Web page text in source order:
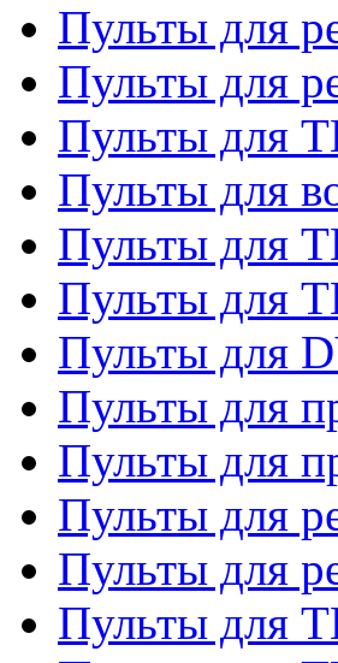
Пульты для
Пульты для
Пульты для
Пульты для
Пульты для
Пульты для
Пульты для
Пульты для
Пульты для
Пульты для
Пульты для
Пульты для